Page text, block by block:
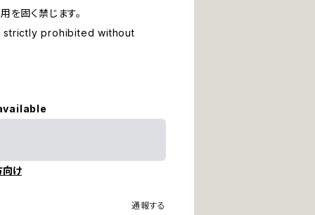
固く禁じます。
prohibited without
向け
通報する